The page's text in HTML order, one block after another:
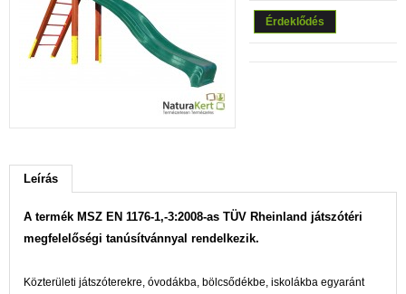
Érdeklődés
Leírás
A termék MSZ EN 1176-1,-3:2008-as TÜV Rheinland játszótéri
megfelelőségi tanúsítvánnyal rendelkezik.
Közterületi játszóterekre, óvodákba, bölcsődékbe, iskolákba egyaránt